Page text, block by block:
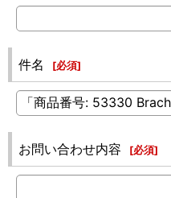
件名 [必須]
お問い合わせ内容 [必須]